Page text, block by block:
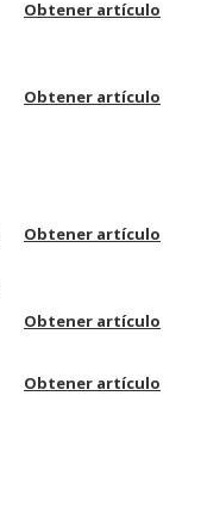
Obtener artículo
Obtener artículo
Obtener artículo
Obtener artículo
Obtener artículo